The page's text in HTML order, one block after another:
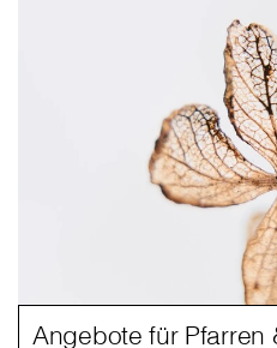
Angebote für Pfarren